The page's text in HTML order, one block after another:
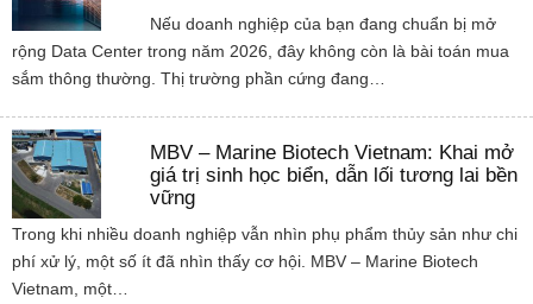
Nếu doanh nghiệp của bạn đang chuẩn bị mở
rộng Data Center trong năm 2026, đây không còn là bài toán mua
sắm thông thường. Thị trường phần cứng đang…
MBV – Marine Biotech Vietnam: Khai mở
giá trị sinh học biển, dẫn lối tương lai bền
vững
Trong khi nhiều doanh nghiệp vẫn nhìn phụ phẩm thủy sản như chi
phí xử lý, một số ít đã nhìn thấy cơ hội. MBV – Marine Biotech
Vietnam, một…